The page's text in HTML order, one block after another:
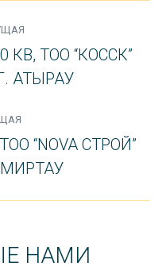
КВ, ТОО “КОССК”
АТЫРАУ
“NOVA СТРОЙ”
НАМИ